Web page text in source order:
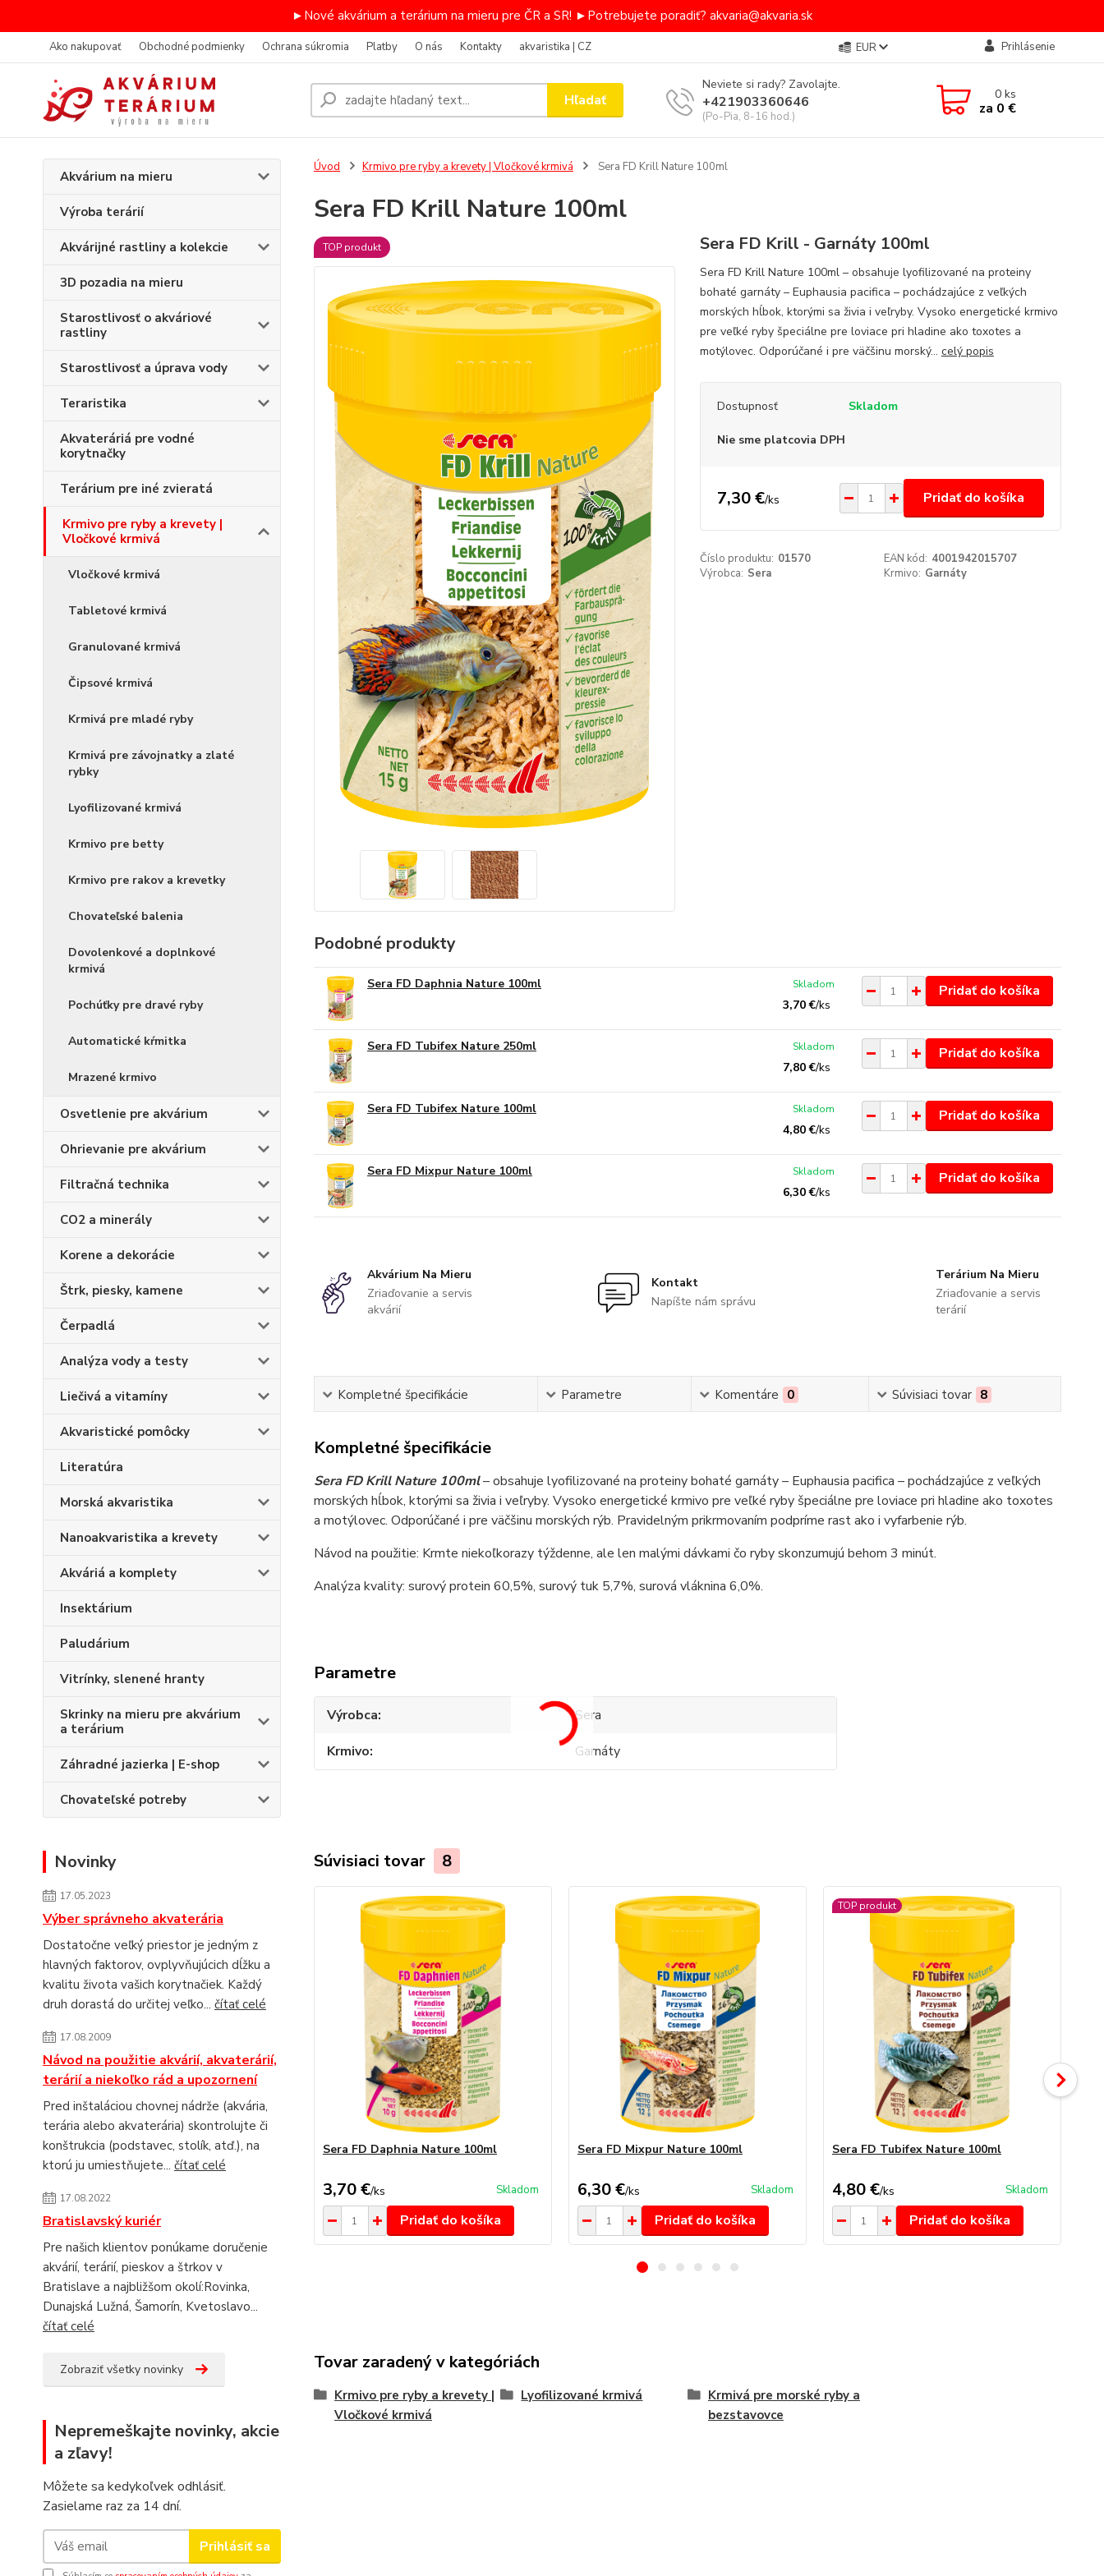
►Nové akvárium a terárium na mieru pre ČR a SR! ►Potrebujete poradiť? akvaria@akvaria.sk
Ako nakupovať Obchodné podmienky Ochrana súkromia Platby O nás Kontakty akvaristika | CZ EUR Prihlásenie
Hľadať
Neviete si rady? Zavolajte.
+421903360646
(Po-Pia, 8-16 hod.)
0ks
za 0 €
Akvárium na mieru
Výroba terárií
Akvárijné rastliny a kolekcie
3D pozadia na mieru
Starostlivosť o akváriové
rastliny
Starostlivosť a úprava vody
Teraristika
Akvateráriá pre vodné
korytnačky
Terárium pre iné zvieratá
Krmivo pre ryby a krevety |
Vločkové krmivá
Vločkové krmivá
Tabletové krmivá
Granulované krmivá
Čipsové krmivá
Krmivá pre mladé ryby
Krmivá pre závojnatky a zlaté
rybky
Lyofilizované krmivá
Krmivo pre betty
Krmivo pre rakov a krevetky
Chovateľské balenia
Dovolenkové a doplnkové
krmivá
Pochúťky pre dravé ryby
Automatické kŕmitka
Mrazené krmivo
Osvetlenie pre akvárium
Ohrievanie pre akvárium
Filtračná technika
CO2 a minerály
Korene a dekorácie
Štrk, piesky, kamene
Čerpadlá
Analýza vody a testy
Liečivá a vitamíny
Akvaristické pomôcky
Literatúra
Morská akvaristika
Nanoakvaristika a krevety
Akváriá a komplety
Insektárium
Paludárium
Vitrínky, slenené hranty
Skrinky na mieru pre akvárium
a terárium
Záhradné jazierka | E-shop
Chovateľské potreby
Novinky
17.05.2023
Výber správneho akvaterária
Dostatočne veľký priestor je jedným z
hlavných faktorov, ovplyvňujúcich dĺžku a
kvalitu života vašich korytnačiek. Každý
druh dorastá do určitej veľko... čítať celé
17.08.2009
Návod na použitie akvárií, akvaterárií,
terárií a niekoľko rád a upozornení
Pred inštaláciou chovnej nádrže (akvária,
terária alebo akvaterária) skontrolujte či
konštrukcia (podstavec, stolík, atď.), na
ktorú ju umiestňujete... čítať celé
17.08.2022
Bratislavský kuriér
Pre našich klientov ponúkame doručenie
akvárií, terárií, pieskov a štrkov v
Bratislave a najbližšom okolí:Rovinka,
Dunajská Lužná, Šamorín, Kvetoslavo...
čítať celé
Zobraziť všetky novinky
Nepremeškajte novinky, akcie
a zľavy!
Môžete sa kedykoľvek odhlásiť.
Zasielame raz za 14 dní.
Prihlásiť sa
Úvod Krmivo pre ryby a krevety | Vločkové krmivá Sera FD Krill Nature 100ml
Sera FD Krill Nature 100ml
TOP produkt Sera FD Krill - Garnáty 100ml
Sera FD Krill Nature 100ml – obsahuje lyofilizované na proteiny
bohaté garnáty – Euphausia pacifica – pochádzajúce z veľkých
morských hĺbok, ktorými sa živia i veľryby. Vysoko energetické krmivo
pre veľké ryby špeciálne pre loviace pri hladine ako toxotes a
motýlovec. Odporúčané i pre väčšinu morský... celý popis
Dostupnosť Skladom
Nie sme platcovia DPH
7,30 €/ks Pridať do košíka
Číslo produktu: 01570 EAN kód: 4001942015707
Výrobca: Sera Krmivo: Garnáty
Podobné produkty
Sera FD Daphnia Nature 100ml
3,70 €/ks
Skladom Pridať do košíka
Sera FD Tubifex Nature 250ml
7,80 €/ks
Skladom Pridať do košíka
Sera FD Tubifex Nature 100ml
4,80 €/ks
Skladom Pridať do košíka
Sera FD Mixpur Nature 100ml
6,30 €/ks
Skladom Pridať do košíka
Akvárium Na Mieru
Zriaďovanie a servis
akvárií
Kontakt
Napíšte nám správu
Terárium Na Mieru
Zriaďovanie a servis
terárií
Kompletné špecifikácie Parametre Komentáre 0 Súvisiaci tovar 8
Kompletné špecifikácie
Sera FD Krill Nature 100ml– obsahuje lyofilizované na proteiny bohaté garnáty – Euphausia pacifica – pochádzajúce z veľkých
morských hĺbok, ktorými sa živia i veľryby. Vysoko energetické krmivo pre veľké ryby špeciálne pre loviace pri hladine ako toxotes
a motýlovec. Odporúčané i pre väčšinu morských rýb. Pravidelným prikrmovaním podpríme rast ako i vyfarbenie rýb.
Návod na použitie: Krmte niekoľkorazy týždenne, ale len malými dávkami čo ryby skonzumujú behom 3 minút.
Analýza kvality: surový protein 60,5%, surový tuk 5,7%, surová vláknina 6,0%.
Parametre
Výrobca
Sera
Krmivo
Garnáty
Súvisiaci tovar 8
Sera FD Daphnia Nature 100ml
3,70 €/ks Skladom
Pridať do košíka
Sera FD Mixpur Nature 100ml
6,30 €/ks Skladom
Pridať do košíka
TOP produkt
Sera FD Tubifex Nature 100ml
4,80 €/ks Skladom
Pridať do košíka
Tovar zaradený v kategóriách
Krmivo pre ryby a krevety |
Vločkové krmivá
Lyofilizované krmivá
Krmivá pre morské ryby a
bezstavovce